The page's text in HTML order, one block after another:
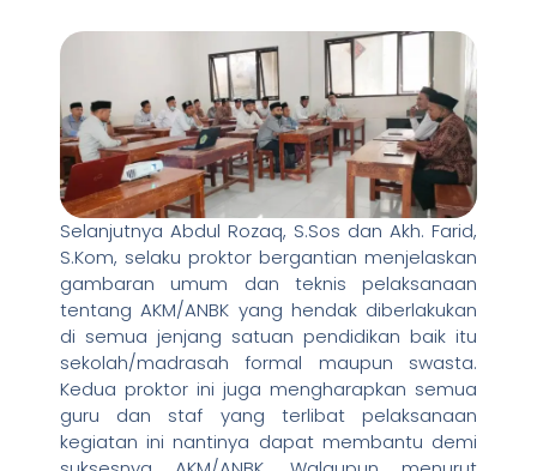
Selanjutnya Abdul Rozaq, S.Sos dan Akh. Farid,
S.Kom, selaku proktor bergantian menjelaskan
gambaran umum dan teknis pelaksanaan
tentang AKM/ANBK yang hendak diberlakukan
di semua jenjang satuan pendidikan baik itu
sekolah/madrasah formal maupun swasta.
Kedua proktor ini juga mengharapkan semua
guru dan staf yang terlibat pelaksanaan
kegiatan ini nantinya dapat membantu demi